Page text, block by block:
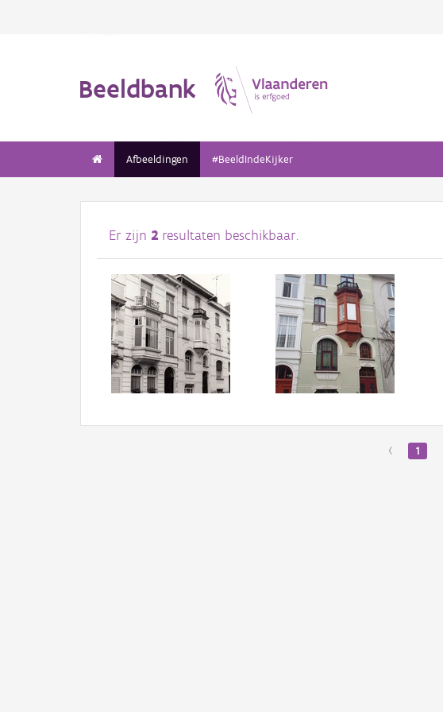
Beeldbank
Afbeeldingen #BeeldIndeKijker
Er zijn 2 resultaten beschikbaar.
‹ 1